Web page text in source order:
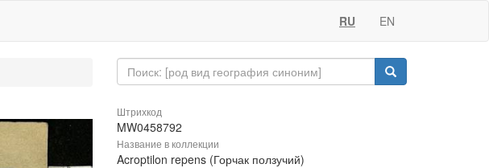
RU EN
Штрихкод
MW0458792
Название в коллекции
Acroptilon repens (Горчак ползучий)